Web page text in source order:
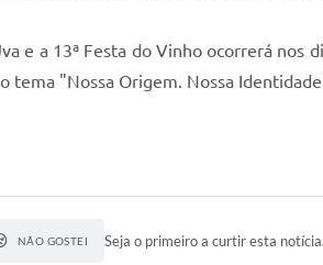
e a 13ª Festa do Vinho ocorrerá
tema "Nossa Origem. Nossa
NÃO GOSTEI Seja o primeiro a curtir esta notícia.